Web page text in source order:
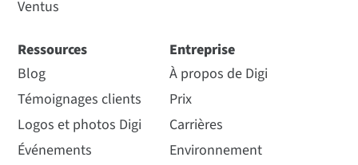
Ventus
Ressources
Blog
Témoignages clients
Logos et photos Digi
Événements
Entreprise
À propos de Digi
Prix
Carrières
Environnement